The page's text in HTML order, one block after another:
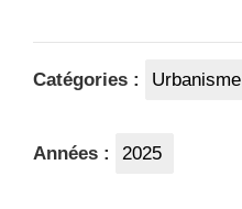
Catégories : Urbanisme
Années : 2025